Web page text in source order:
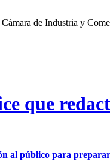
de Industria y
que
al público para